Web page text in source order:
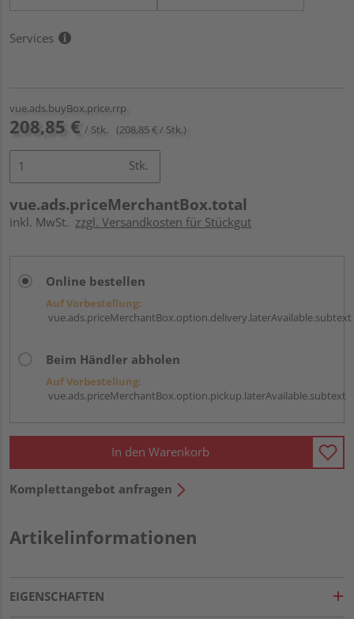
Services
vue.ads.buyBox.price.rrp
208,85 € / Stk. (208,85 € / Stk.)
Stk.
vue.ads.priceMerchantBox.total
inkl. MwSt. zzgl. Versandkosten für Stückgut
Online bestellen
Auf Vorbestellung:
vue.ads.priceMerchantBox.option.delivery.laterAvailable.subtext
Beim Händler abholen
Auf Vorbestellung:
vue.ads.priceMerchantBox.option.pickup.laterAvailable.subtext
In den Warenkorb
Komplettangebot anfragen
Artikelinformationen
EIGENSCHAFTEN